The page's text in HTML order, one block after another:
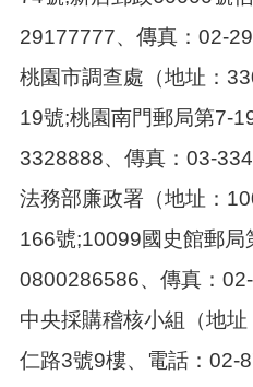
29177777、傳真：02-
桃園市調查處（地址：
19號;桃園南門郵局第7-
3328888、傳真：03-
法務部廉政署（地址：
166號;10099國史館郵局
0800286586、傳真：02-
中央採購稽核小組（地
仁路3號9樓、電話：02-